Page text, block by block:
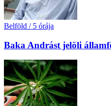
Belföld / 5 órája
Baka Andrást jelöli